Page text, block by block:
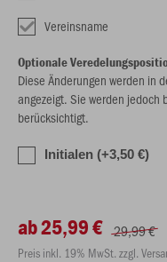
Vereinsname
Optionale
Diese Änderungen werden in
angezeigt. Sie werden jedoch
berücksichtigt.
Initialen (+3,50 €)
ab 25,99 € 29,99 €
Preis inkl. 19% MwSt. zzgl.